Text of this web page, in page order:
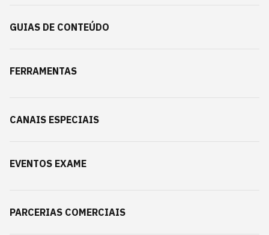
GUIAS DE CONTEÚDO
FERRAMENTAS
CANAIS ESPECIAIS
EVENTOS EXAME
PARCERIAS COMERCIAIS